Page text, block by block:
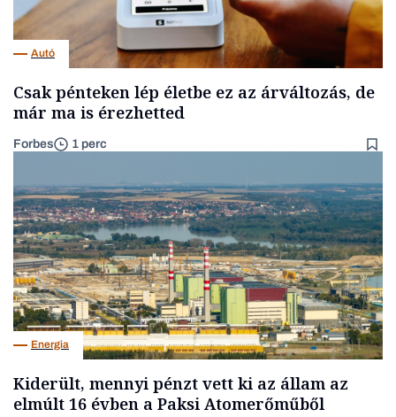
Autó
Csak pénteken lép életbe ez az árváltozás, de
már ma is érezhetted
Forbes 1 perc
Energia
Kiderült, mennyi pénzt vett ki az állam az
elmúlt 16 évben a Paksi Atomerőműből